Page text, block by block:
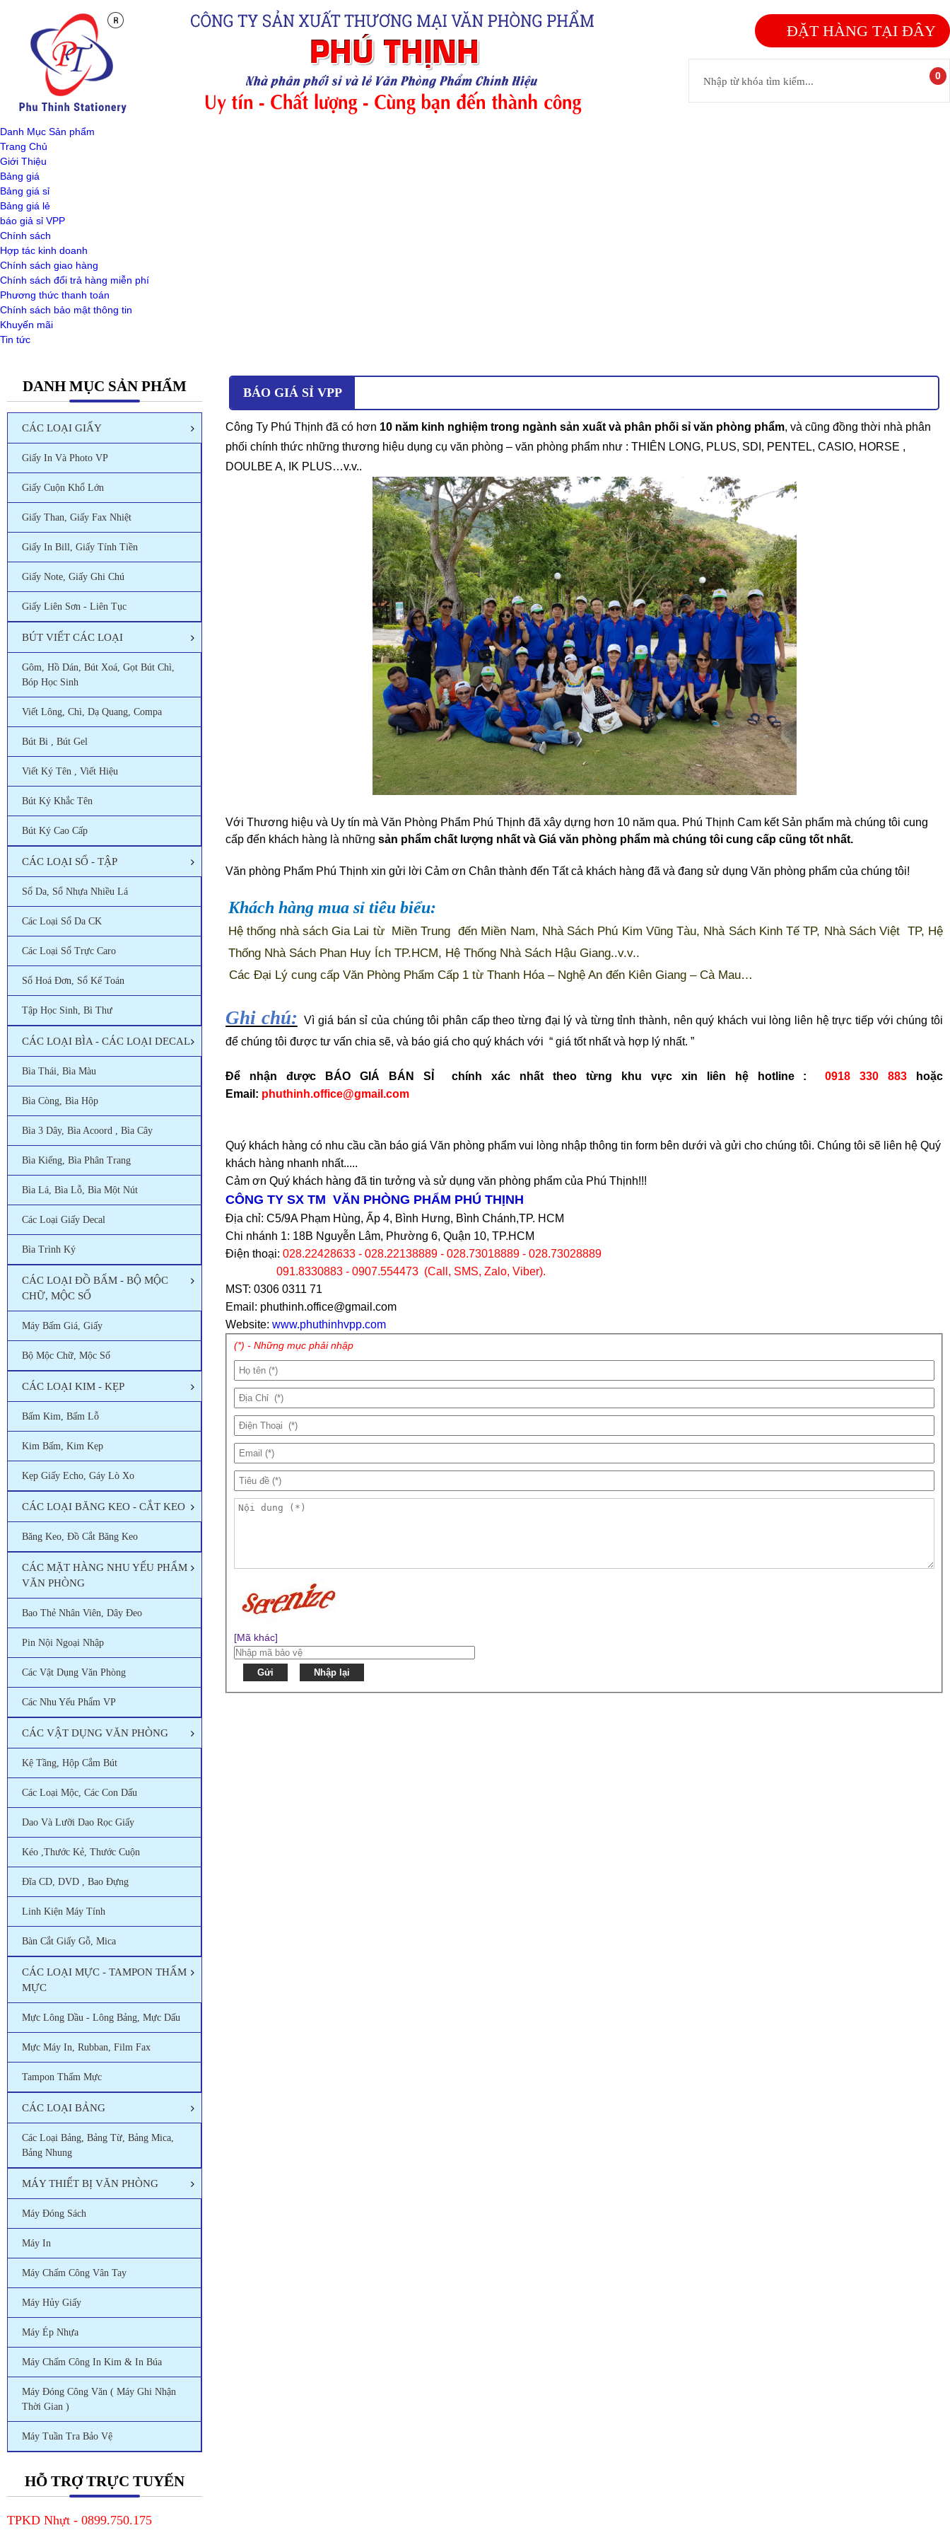
ĐẶT HÀNG TẠI ĐÂY
Danh Mục Sản phẩm
Trang Chủ
Giới Thiệu
Bảng giá
Bảng giá sỉ
Bảng giá lẻ
báo giả sỉ VPP
Chính sách
Hợp tác kinh doanh
Chính sách giao hàng
Chính sách đổi trả hàng miễn phí
Phương thức thanh toán
Chính sách bảo mật thông tin
Khuyến mãi
Tin tức
DANH MỤC SẢN PHẨM
CÁC LOẠI GIẤY
Giấy In Và Photo VP
Giấy Cuộn Khổ Lớn
Giấy Than, Giấy Fax Nhiệt
Giấy In Bill, Giấy Tính Tiền
Giấy Note, Giấy Ghi Chú
Giấy Liên Sơn - Liên Tục
BÚT VIẾT CÁC LOẠI
Gôm, Hồ Dán, Bút Xoá, Gọt Bút Chì,
Bóp Học Sinh
Viết Lông, Chì, Dạ Quang, Compa
Bút Bi , Bút Gel
Viết Ký Tên , Viết Hiệu
Bút Ký Khắc Tên
Bút Ký Cao Cấp
CÁC LOẠI SỔ - TẬP
Sổ Da, Sổ Nhựa Nhiều Lá
Các Loại Sổ Da CK
Các Loại Sổ Trực Caro
Sổ Hoá Đơn, Sổ Kế Toán
Tập Học Sinh, Bì Thư
CÁC LOẠI BÌA - CÁC LOẠI DECAL
Bìa Thái, Bìa Màu
Bìa Còng, Bìa Hộp
Bìa 3 Dây, Bìa Acoord , Bìa Cây
Bìa Kiếng, Bìa Phân Trang
Bìa Lá, Bìa Lỗ, Bìa Một Nút
Các Loại Giấy Decal
Bìa Trình Ký
CÁC LOẠI ĐỒ BẤM - BỘ MỘC
CHỮ, MỘC SỐ
Máy Bấm Giá, Giấy
Bộ Mộc Chữ, Mộc Số
CÁC LOẠI KIM - KẸP
Bấm Kim, Bấm Lỗ
Kim Bấm, Kim Kẹp
Kẹp Giấy Echo, Gáy Lò Xo
CÁC LOẠI BĂNG KEO - CẮT KEO
Băng Keo, Đồ Cắt Băng Keo
CÁC MẶT HÀNG NHU YẾU PHẨM
VĂN PHÒNG
Bao Thẻ Nhân Viên, Dây Đeo
Pin Nội Ngoại Nhập
Các Vật Dụng Văn Phòng
Các Nhu Yếu Phẩm VP
CÁC VẬT DỤNG VĂN PHÒNG
Kệ Tầng, Hộp Cắm Bút
Các Loại Mộc, Các Con Dấu
Dao Và Lưỡi Dao Rọc Giấy
Kéo ,thước Kẻ, Thước Cuộn
Đĩa CD, DVD , Bao Đựng
Linh Kiện Máy Tính
Bàn Cắt Giấy Gỗ, Mica
CÁC LOẠI MỰC - TAMPON THẤM
MỰC
Mực Lông Dầu - Lông Bảng, Mực Dấu
Mực Máy In, Rubban, Film Fax
Tampon Thấm Mực
CÁC LOẠI BẢNG
Các Loại Bảng, Bảng Từ, Bảng Mica,
Bảng Nhung
MÁY THIẾT BỊ VĂN PHÒNG
Máy Đóng Sách
Máy In
Máy Chấm Công Vân Tay
Máy Hủy Giấy
Máy Ép Nhựa
Máy Chấm Công In Kim & In Búa
Máy Đóng Công Văn ( Máy Ghi Nhận
Thời Gian )
Máy Tuần Tra Bảo Vệ
HỖ TRỢ TRỰC TUYẾN
TPKD Nhựt - 0899.750.175
BÁO GIÁ SỈ VPP
Công Ty Phú Thịnh đã có hơn 10 năm kinh nghiệm trong ngành sản xuất và phân phối sỉ văn phòng phẩm, và cũng đồng thời nhà phân
phối chính thức những thương hiệu dụng cụ văn phòng – văn phòng phẩm như : THIÊN LONG, PLUS, SDI, PENTEL, CASIO, HORSE ,
DOULBE A, IK PLUS…v.v..
Với Thương hiệu và Uy tín mà Văn Phòng Phẩm Phú Thịnh đã xây dựng hơn 10 năm qua. Phú Thịnh Cam kết Sản phẩm mà chúng tôi cung
cấp đến khách hàng là nhữngsản phẩm chất lượng nhất và Giá văn phòng phẩm mà chúng tôi cung cấp cũng tốt nhất.
Văn phòng Phẩm Phú Thịnh xin gửi lời Cảm ơn Chân thành đến Tất cả khách hàng đã và đang sử dụng Văn phòng phẩm của chúng tôi!
Khách hàng mua sỉ tiêu biểu:
Hệ thống nhà sách Gia Lai từ Miền Trung đến Miền Nam, Nhà Sách Phú Kim Vũng Tàu, Nhà Sách Kinh Tế TP, Nhà Sách Việt TP, Hệ
Thống Nhà Sách Phan Huy Ích TP.HCM, Hệ Thống Nhà Sách Hậu Giang..v.v..
Các Đại Lý cung cấp Văn Phòng Phẩm Cấp 1 từ Thanh Hóa – Nghệ An đến Kiên Giang – Cà Mau…
Ghi chú:
Vì giá bán sỉ của chúng tôi phân cấp theo từng đại lý và từng tỉnh thành, nên quý khách vui lòng liên hệ trực tiếp với chúng tôi
để chúng tôi được tư vấn chia sẽ, và báo giá cho quý khách với “ giá tốt nhất và hợp lý nhất. ”
Để nhận được BÁO GIÁ BÁN SỈ chính xác nhất theo từng khu vực xin liên hệ hotline :0918 330 883
hoặc
Email: phuthinh.office@gmail.com
Quý khách hàng có nhu cầu cần báo giá Văn phòng phẩm vui lòng nhập thông tin form bên dưới và gửi cho chúng tôi. Chúng tôi sẽ liên hệ Quý
khách hàng nhanh nhất.....
Cảm ơn Quý khách hàng đã tin tưởng và sử dụng văn phòng phẩm của Phú Thịnh!!!
CÔNG TY SX TM VĂN PHÒNG PHẨM PHÚ THỊNH
Địa chỉ: C5/9A Phạm Hùng, Ấp 4, Bình Hưng, Bình Chánh,TP. HCM
Chi nhánh 1: 18B Nguyễn Lâm, Phường 6, Quận 10, TP.HCM
Điện thoại:028.22428633 - 028.22138889 - 028.73018889 - 028.73028889
091.8330883 - 0907.554473 (Call, SMS, Zalo, Viber).
MST: 0306 0311 71
Email: phuthinh.office@gmail.com
Website:www.phuthinhvpp.com
(*) - Những mục phải nhập
[Mã khác]
Gửi Nhập lại
0